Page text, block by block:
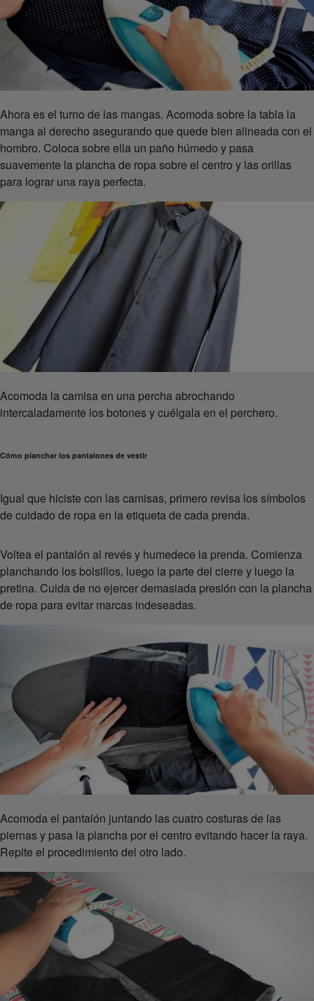
Ahora es el turno de las mangas. Acomoda sobre la tabla la
manga al derecho asegurando que quede bien alineada con el
hombro. Coloca sobre ella un paño húmedo y pasa
suavemente la plancha de ropa sobre el centro y las orillas
para lograr una raya perfecta.
Acomoda la camisa en una percha abrochando
intercaladamente los botones y cuélgala en el perchero.
Cómo planchar los pantalones de vestir
Igual que hiciste con las camisas, primero revisa los símbolos
de cuidado de ropa en la etiqueta de cada prenda.
Voltea el pantalón al revés y humedece la prenda. Comienza
planchando los bolsillos, luego la parte del cierre y luego la
pretina. Cuida de no ejercer demasiada presión con la plancha
de ropa para evitar marcas indeseadas.
Acomoda el pantalón juntando las cuatro costuras de las
piernas y pasa la plancha por el centro evitando hacer la raya.
Repite el procedimiento del otro lado.